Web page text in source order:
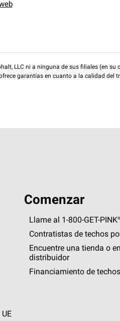
LLC ni a ninguna de sus filiales (en su
garantías en cuanto a la calidad del
Comenzar
Llame al 1-800-GET-PINK®
Contratistas de techos
Encuentre una tienda o
distribuidor
Financiamiento de techos